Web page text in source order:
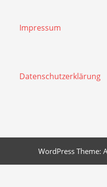
Impressum
Datenschutzerklärung
WordPress Theme: